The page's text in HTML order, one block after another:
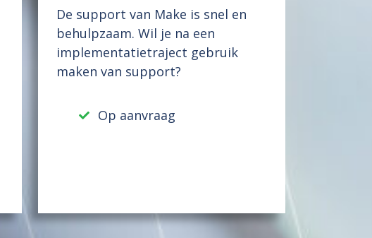
De support van Make is snel en
behulpzaam. Wil je na een
implementatietraject gebruik
maken van support?
Op aanvraag